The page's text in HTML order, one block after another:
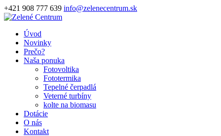
+421 908 777 639 info@zelenecentrum.sk
Úvod
Novinky
Prečo?
Naša ponuka
Fotovoltika
Fototermika
Tepelné čerpadlá
Veterné turbíny
kolte na biomasu
Dotácie
O nás
Kontakt